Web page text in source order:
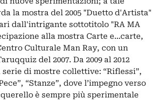
la mostra del 2005 "Duetto d'Artista"
dall'intrigante sottotitolo "RA MA
alla mostra Carte e…carte,
Culturale Man Ray, con un
del 2007. Da 2009 al 2012
di mostre collettive: “Riflessi”,
“Stanze”, dove l’impegno verso
è sempre più sperimentale